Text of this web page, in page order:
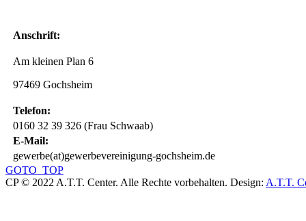
Anschrift:
Am kleinen Plan 6
97469 Gochsheim
Telefon:
0160 32 39 326 (Frau Schwaab)
E-Mail:
gewerbe(at)gewerbevereinigung-gochsheim.de
GOTO_TOP
CP © 2022 A.T.T. Center. Alle Rechte vorbehalten. Design: A.T.T.